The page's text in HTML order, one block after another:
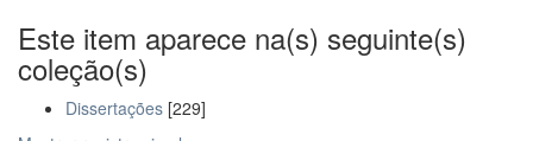
Este item aparece na(s) seguinte(s)
coleção(s)
Dissertações [229]